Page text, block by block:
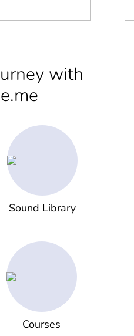
with
Sound Library
Courses